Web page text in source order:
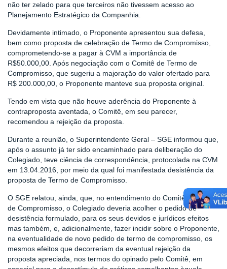
não ter zelado para que terceiros não tivessem acesso ao
Planejamento Estratégico da Companhia.
Devidamente intimado, o Proponente apresentou sua defesa,
bem como proposta de celebração de Termo de Compromisso,
comprometendo-se a pagar à CVM a importância de
R$50.000,00. Após negociação com o Comitê de Termo de
Compromisso, que sugeriu a majoração do valor ofertado para
R$ 200.000,00, o Proponente manteve sua proposta original.
Tendo em vista que não houve aderência do Proponente à
contraproposta aventada, o Comitê, em seu parecer,
recomendou a rejeição da proposta.
Durante a reunião, o Superintendente Geral – SGE informou que,
após o assunto já ter sido encaminhado para deliberação do
Colegiado, teve ciência de correspondência, protocolada na CVM
em 13.04.2016, por meio da qual foi manifestada desistência da
proposta de Termo de Compromisso.
O SGE relatou, ainda, que, no entendimento do Comitê de Termo
de Compromisso, o Colegiado deveria acolher o pedido de
desistência formulado, para os seus devidos e jurídicos efeitos
mas também, e, adicionalmente, fazer incidir sobre o Proponente,
na eventualidade de novo pedido de termo de compromisso, os
mesmos efeitos que decorreriam da eventual rejeição da
proposta apreciada, nos termos do opinado pelo Comitê, em